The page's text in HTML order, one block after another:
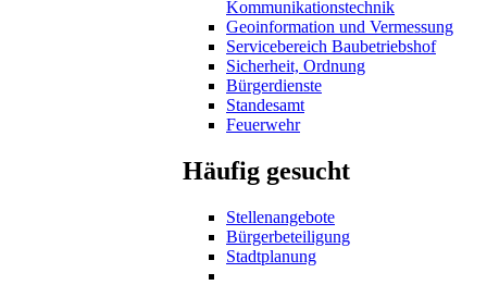
Kommunikationstechnik
Geoinformation und Vermessung
Servicebereich Baubetriebshof
Sicherheit, Ordnung
Bürgerdienste
Standesamt
Feuerwehr
Häufig gesucht
Stellenangebote
Bürgerbeteiligung
Stadtplanung